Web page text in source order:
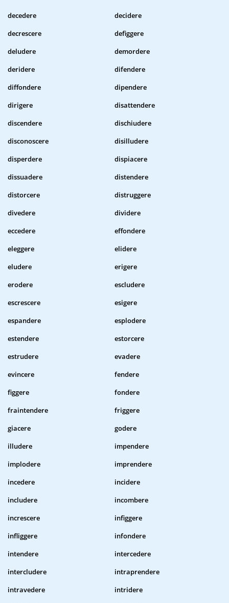
decedere
decidere
decrescere
defiggere
deludere
demordere
deridere
difendere
diffondere
dipendere
dirigere
disattendere
discendere
dischiudere
disconoscere
disilludere
disperdere
dispiacere
dissuadere
distendere
distorcere
distruggere
divedere
dividere
eccedere
effondere
eleggere
elidere
eludere
erigere
erodere
escludere
escrescere
esigere
espandere
esplodere
estendere
estorcere
estrudere
evadere
evincere
fendere
figgere
fondere
fraintendere
friggere
giacere
godere
illudere
impendere
implodere
imprendere
incedere
incidere
includere
incombere
increscere
infiggere
infliggere
infondere
intendere
intercedere
intercludere
intraprendere
intravedere
intridere